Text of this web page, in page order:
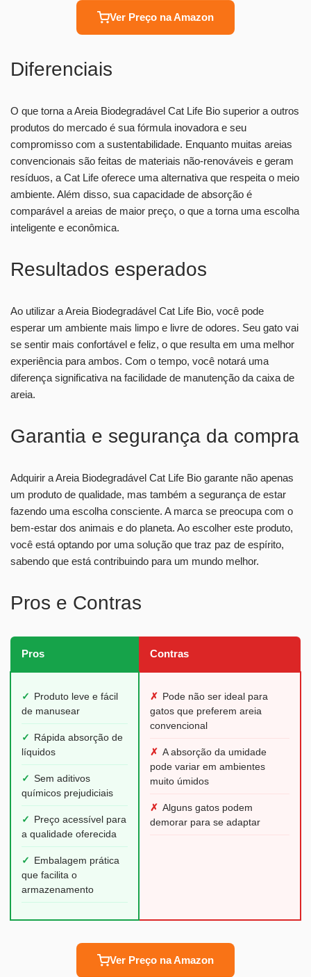
Ver Preço na Amazon
Diferenciais
O que torna a Areia Biodegradável Cat Life Bio superior a outros
produtos do mercado é sua fórmula inovadora e seu
compromisso com a sustentabilidade. Enquanto muitas areias
convencionais são feitas de materiais não-renováveis e geram
resíduos, a Cat Life oferece uma alternativa que respeita o meio
ambiente. Além disso, sua capacidade de absorção é
comparável a areias de maior preço, o que a torna uma escolha
inteligente e econômica.
Resultados esperados
Ao utilizar a Areia Biodegradável Cat Life Bio, você pode
esperar um ambiente mais limpo e livre de odores. Seu gato vai
se sentir mais confortável e feliz, o que resulta em uma melhor
experiência para ambos. Com o tempo, você notará uma
diferença significativa na facilidade de manutenção da caixa de
areia.
Garantia e segurança da compra
Adquirir a Areia Biodegradável Cat Life Bio garante não apenas
um produto de qualidade, mas também a segurança de estar
fazendo uma escolha consciente. A marca se preocupa com o
bem-estar dos animais e do planeta. Ao escolher este produto,
você está optando por uma solução que traz paz de espírito,
sabendo que está contribuindo para um mundo melhor.
Pros e Contras
Pros Contras
✓ Produto leve e fácil
de manusear
✓ Rápida absorção de
líquidos
✓ Sem aditivos
químicos prejudiciais
✓ Preço acessível para
a qualidade oferecida
✓ Embalagem prática
que facilita o
armazenamento
✗ Pode não ser ideal para
gatos que preferem areia
convencional
✗ A absorção da umidade
pode variar em ambientes
muito úmidos
✗ Alguns gatos podem
demorar para se adaptar
Ver Preço na Amazon